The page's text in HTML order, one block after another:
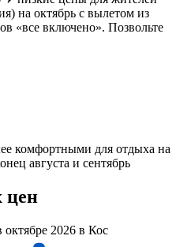
на октябрь с вылетом из
«все включено». Позвольте
комфортными для отдыха на
августа и сентябрь
цен
2026 в Кос